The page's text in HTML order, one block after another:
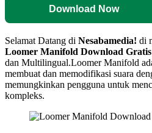
Download Now
Selamat Datang di Nesabamedia! di
Loomer Manifold Download Gratis
dan Multilingual.Loomer Manifold
membuat dan memodifikasi suara
memungkinkan pengguna untuk
kompleks.